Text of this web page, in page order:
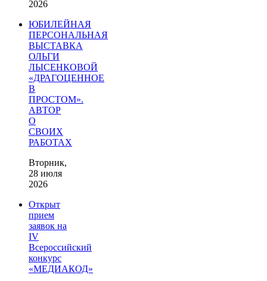
2026
ЮБИЛЕЙНАЯ
ПЕРСОНАЛЬНАЯ
ВЫСТАВКА
ОЛЬГИ
ЛЫСЕНКОВОЙ
«ДРАГОЦЕННОЕ
В
ПРОСТОМ».
АВТОР
О
СВОИХ
РАБОТАХ
Вторник,
28 июля
2026
Открыт
прием
заявок на
IV
Всероссийский
конкурс
«МЕДИАКОД»